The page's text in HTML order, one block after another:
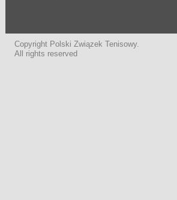
Copyright Polski Związek Tenisowy.
All rights reserved